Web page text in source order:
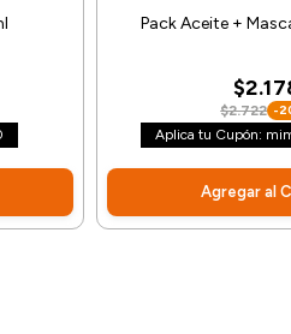
Pack Aceite +
$2.722 -
Aplica tu Cupón:
Agregar al